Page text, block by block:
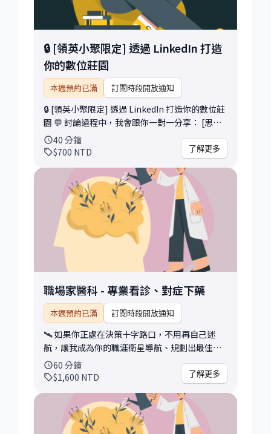
適合哪個社群、適合怎樣的進階諮詢等） 只要是
與軟體資訊職涯相關的任何問題 甚至你根本不確
定問題，都歡迎來找我諮詢，確認彼此的眼神～
期待能幫助你更有信心地邁出下一步！
🔒 [領英小聚限定] 透過 LinkedIn 打造
你的數位莊園
本週預約已滿 訂閱時段開放通知
🔒 [領英小聚限定] 透過 LinkedIn 打造你的數位莊
園 💬 討論過程中，我會跟你一對一分享： [思維
重塑]：為什麼你不需要投履歷 [門面優化]：決策
者視角 — 黃金六秒關鍵 [人脈佈局]：主動出擊、
善用弱連結 [內功心法]：自我投資、長期佈局、
望履歷以外的地方，能夠展現自身專業的人。 –
職場新鮮人或跨領域轉職者，(提前)完成佈局與經
營個人品牌。 – 想建立產業人脈、增加合作與被
看見機會的中高階工作者。 – 需要人脈拓展的行
動力與發文的勇氣（對，我又要借給你勇氣） 📝
諮詢後，你可以帶走： – 理解為何需要經營
LinkedIn、跟人力銀行的差別 – 如何不寫(長)文
章，也能提高檔案曝光？ – 如何確保持續輸出高
品質的內容？ 📣 [獨家] 獲得『打造你的LinkedIn
數位莊園』完整簡報‼️ 📣 [加碼] 獲得 『創作者社
群』的邀請碼❗ 溫馨提醒： – 預約前，請先私訊
我，我將會與你討論開課時間 – 預約前，請先私
訊我，你在哪一場小聚遇見我，並且先把你的
LinkedIn 連結給我
40 分鐘
$700 NTD 了解更多
職場家醫科 - 專業看診、對症下藥
本週預約已滿 訂閱時段開放通知
🛰️ 如果你正處在決策十字路口，不用再自己迷
航，讓我成為你的職涯衛星導航、規劃出最佳路
徑。 🙋‍♂️ 適合對象 覺得求職好難、面試更難、發
展方向茫然、Offer選擇困難 想了解自己的特質與
優勢、希望有專業第三方協助整理思緒 想知道自
己適合哪類型的公司（新創氛圍、中小企業、大
型集團） 💬 討論主題(包括但不限於)： 求職諮詢
- 履歷建議、技能盤點、模擬面試、自我介紹優化
60 分鐘
$1,600 NTD 了解更多